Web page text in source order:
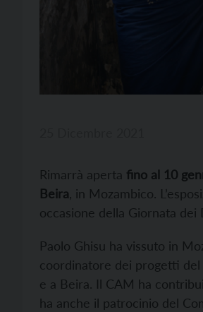
Rimarrà aperta fino al 10
Beira , in Mozambico.
occasione della Giornata
Paolo Ghisu ha vissuto in
coordinatore dei progetti del
e a Beira. Il CAM ha
ha anche il patrocinio del